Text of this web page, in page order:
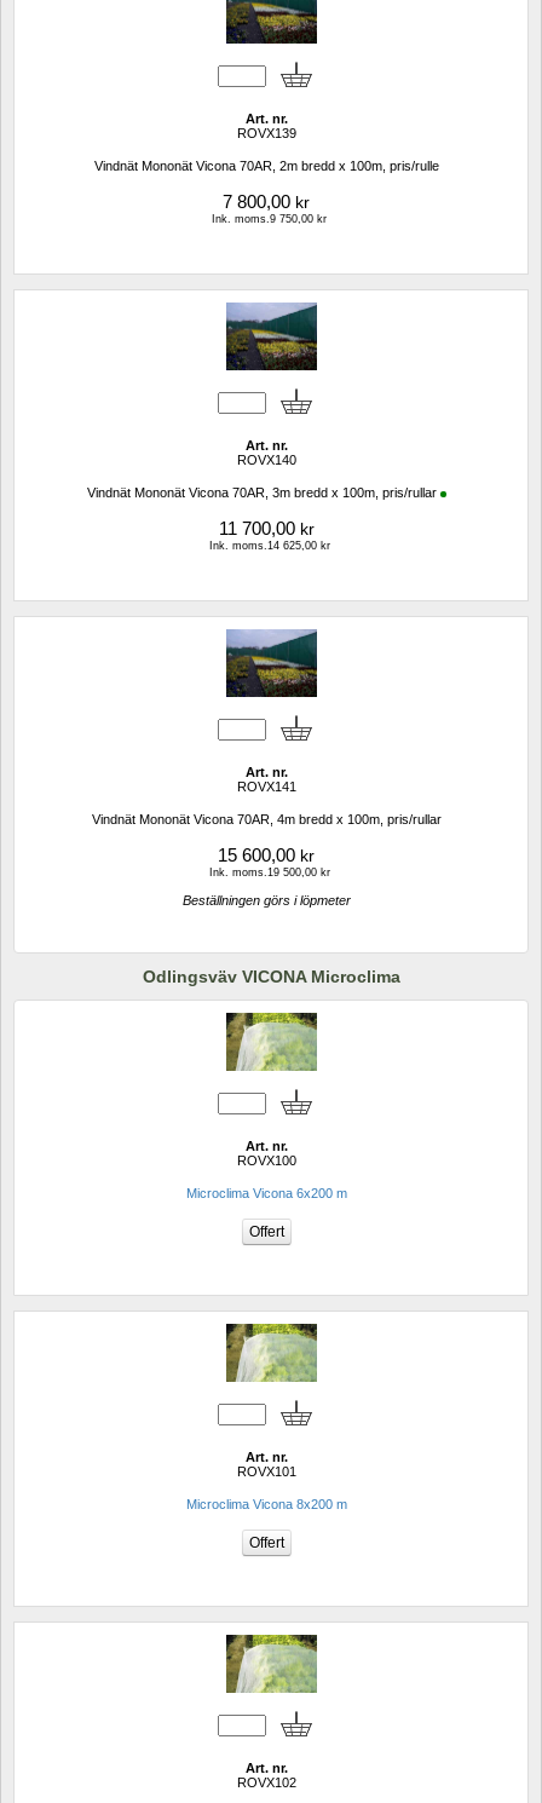
Art. nr.
ROVX139
Vindnät Mononät Vicona 70AR, 2m bredd x 100m, pris/rulle
7 800,00 kr
Ink. moms.9 750,00 kr
Art. nr.
ROVX140
Vindnät Mononät Vicona 70AR, 3m bredd x 100m, pris/rullar
11 700,00kr
Ink. moms.14 625,00 kr
Art. nr.
ROVX141
Vindnät Mononät Vicona 70AR, 4m bredd x 100m, pris/rullar
15 600,00 kr
Ink. moms.19 500,00 kr
Beställningen görs i löpmeter
Odlingsväv VICONA Microclima
Art. nr.
ROVX100
Microclima Vicona 6x200 m
Art. nr.
ROVX101
Microclima Vicona 8x200 m
Art. nr.
ROVX102